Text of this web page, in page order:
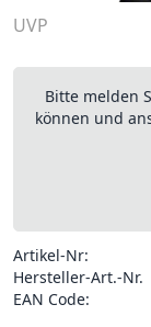
UVP
Bitte melden
können und
Artikel-Nr:
Hersteller-Art.-Nr.
EAN Code: